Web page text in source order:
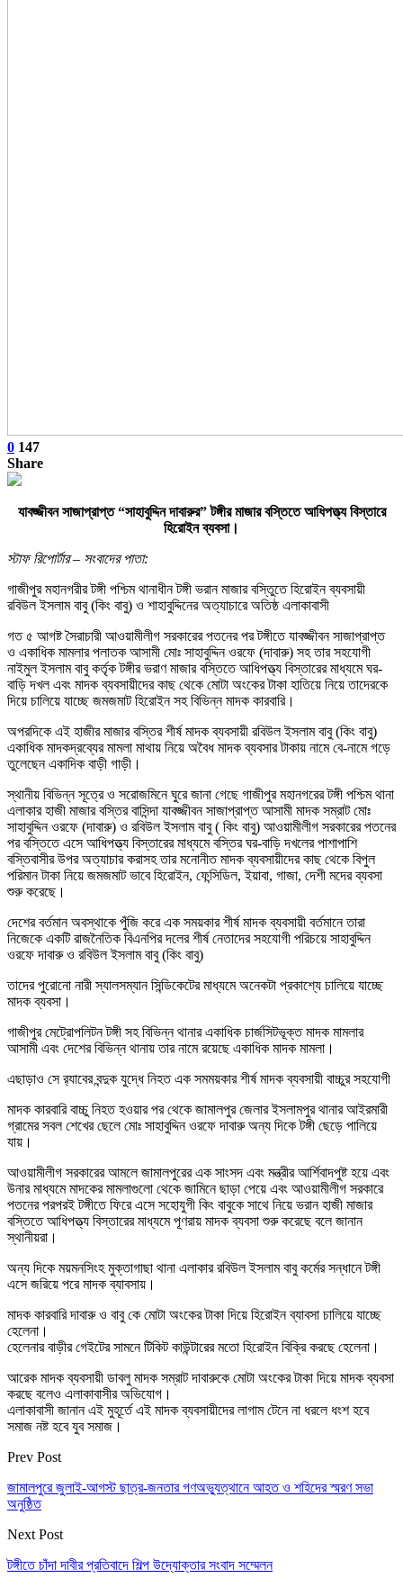
0 147
Share
যাবজ্জীবন সাজাপ্রাপ্ত “সাহাবুদ্দিন দাবারুর” টঙ্গীর মাজার বস্তিতে আধিপত্ত্য বিস্তারে
হিরোইন ব্যবসা।
স্টাফ রিপোর্টার – সংবাদের পাতা:
গাজীপুর মহানগরীর টঙ্গী পশ্চিম থানাধীন টঙ্গী ভরান মাজার বস্তুিতে হিরোইন ব্যবসায়ী
রবিউল ইসলাম বাবু (কিং বাবু) ও শাহাবুদ্দিনের অত্যাচারে অতিষ্ঠ এলাকাবাসী
গত ৫ আগষ্ট সৈরাচারী আওয়ামীলীগ সরকারের পতনের পর টঙ্গীতে যাবজ্জীবন সাজাপ্রাপ্ত
ও একাধিক মামলার পলাতক আসামী মোঃ সাহাবুদ্দিন ওরফে (দাবারু) সহ তার সহযোগী
নাইমুল ইসলাম বাবু কর্তৃক টঙ্গীর ভরাণ মাজার বস্তিতে আধিপত্ত্য বিস্তারের মাধ্যমে ঘর-
বাড়ি দখল এবং মাদক ব্যবসায়ীদের কাছ থেকে মোটা অংকের টাকা হাতিয়ে নিয়ে তাদেরকে
দিয়ে চালিয়ে যাচ্ছে জমজমাট হিরোইন সহ বিভিন্ন মাদক কারবারি।
অপরদিকে এই হাজীর মাজার বস্তির শীর্ষ মাদক ব্যবসায়ী রবিউল ইসলাম বাবু (কিং বাবু)
একাধিক মাদকদ্রব্যের মামলা মাথায় নিয়ে অবৈধ মাদক ব্যবসার টাকায় নামে বে-নামে গড়ে
তুলেছেন একাদিক বাড়ী গাড়ী।
স্থানীয় বিভিন্ন সূত্রে ও সরোজমিনে ঘুরে জানা গেছে গাজীপুর মহানগরের টঙ্গী পশ্চিম থানা
এলাকার হাজী মাজার বস্তির বাসিন্দা যাবজ্জীবন সাজাপ্রাপ্ত আসামী মাদক সম্রাট মোঃ
সাহাবুদ্দিন ওরফে (দাবারু) ও রবিউল ইসলাম বাবু ( কিং বাবু) আওয়ামীলীগ সরকারের পতনের
পর বস্তিতে এসে আধিপত্ত্য বিস্তারের মাধ্যমে বস্তির ঘর-বাড়ি দখলের পাশাপাশি
বস্তিবাসীর উপর অত্যাচার করাসহ তার মনোনীত মাদক ব্যবসায়ীদের কাছ থেকে বিপুল
পরিমান টাকা নিয়ে জমজমাট ভাবে হিরোইন, ফেন্সিডিল, ইয়াবা, গাজা, দেশী মদের ব্যবসা
শুরু করেছে।
দেশের বর্তমান অবস্থাকে পুঁজি করে এক সময়কার শীর্ষ মাদক ব্যবসায়ী বর্তমানে তারা
নিজেকে একটি রাজনৈতিক বিএনপির দলের শীর্ষ নেতাদের সহযোগী পরিচয়ে সাহাবুদ্দিন
ওরফে দাবারু ও রবিউল ইসলাম বাবু (কিং বাবু)
তাদের পুরোনো নারী স্যালসম্যান সিন্ডিকেটের মাধ্যমে অনেকটা প্রকাশ্যে চালিয়ে যাচ্ছে
মাদক ব্যবসা।
গাজীপুর মেট্রোপলিটন টঙ্গী সহ বিভিন্ন থানার একাধিক চার্জসিটভূক্ত মাদক মামলার
আসামী এবং দেশের বিভিন্ন থানায় তার নামে রয়েছে একাধিক মাদক মামলা।
এছাড়াও সে র‌্যাবের বন্দুক যুদ্ধে নিহত এক সমময়কার শীর্ষ মাদক ব্যবসায়ী বাচ্চুর সহযোগী
মাদক কারবারি বাচ্চু নিহত হওয়ার পর থেকে জামালপুর জেলার ইসলামপুর থানার আইরমারী
গ্রামের সবল শেখের ছেলে মোঃ সাহাবুদ্দিন ওরফে দাবারু অন্য দিকে টঙ্গী ছেড়ে পালিয়ে
যায়।
আওয়ামীলীগ সরকারের আমলে জামালপুরের এক সাংসদ এবং মন্ত্রীর আর্শিবাদপুষ্ট হয়ে এবং
উনার মাধ্যমে মাদকের মামলাগুলো থেকে জামিনে ছাড়া পেয়ে এবং আওয়ামীলীগ সরকারে
পতনের পরপরই টঙ্গীতে ফিরে এসে সহোযুগী কিং বাবুকে সাথে নিয়ে ভরান হাজী মাজার
বস্তিতে আধিপত্ত্য বিস্তারের মাধ্যমে পূণরায় মাদক ব্যবসা শুরু করেছে বলে জানান
স্থানীয়রা।
অন্য দিকে ময়মনসিংহ মুক্তাগাছা থানা এলাকার রবিউল ইসলাম বাবু কর্মের সন্ধানে টঙ্গী
এসে জরিয়ে পরে মাদক ব্যাবসায়।
মাদক কারবারি দাবারু ও বাবু কে মোটা অংকের টাকা দিয়ে হিরোইন ব্যাবসা চালিয়ে যাচ্ছে
হেলেনা।
হেলেনার বাড়ীর গেইটের সামনে টিকিট কাউন্টারের মতো হিরোইন বিক্রি করছে হেলেনা।
আরেক মাদক ব্যবসায়ী ডাবলু মাদক সম্রাট দাবারুকে মোটা অংকের টাকা দিয়ে মাদক ব্যবসা
করছে বলেও এলাকাবাসীর অভিযোগ।
এলাকাবাসী জানান এই মুহূর্তে এই মাদক ব্যবসায়ীদের লাগাম টেনে না ধরলে ধংশ হবে
সমাজ নষ্ট হবে যুব সমাজ।
Prev Post
জামালপুরে জুলাই-আগস্ট ছাত্র-জনতার গণঅভ্যুত্থানে আহত ও শহিদের স্মরণ সভা
অনুষ্ঠিত
Next Post
টঙ্গীতে চাঁদা দাবীর প্রতিবাদে শিল্প উদ্যোক্তার সংবাদ সম্মেলন